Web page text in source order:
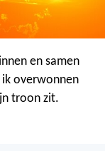
en samen
overwonnen
troon zit.